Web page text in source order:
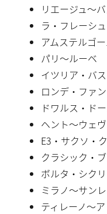
リエージュ〜
ラ・フレーシ
アムステルゴ
パリ〜ルーベ
イツリア・バ
ロンデ・ファ
ドワルス・ド
ヘント〜ウェ
E3・サクソ・
クラシック・
ボルタ・シク
ミラノ〜サン
ティレーノ〜